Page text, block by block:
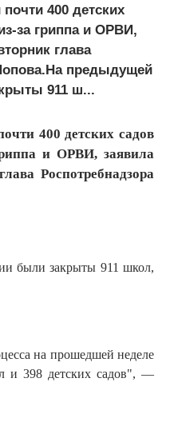
400 детских
за гриппа и ОРВИ,
глава
предыдущей
911 ш...
400 детских садов
и ОРВИ, заявила
Роспотребнадзора
были закрыты 911 школ,
на прошедшей неделе
и 398 детских садов", —